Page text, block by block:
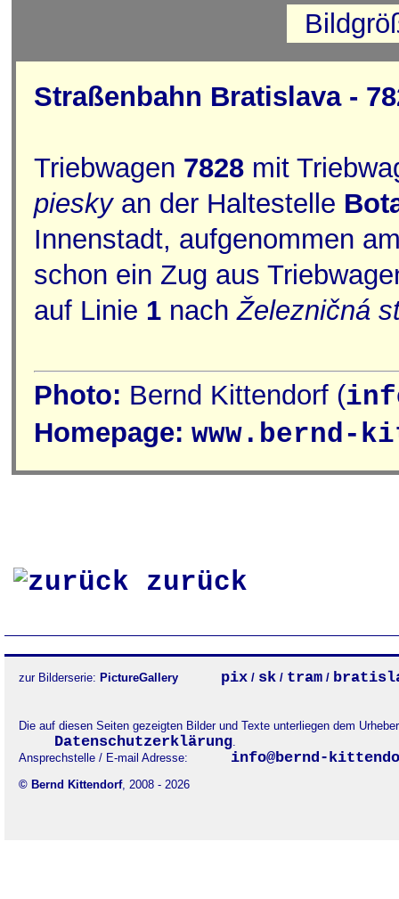
Straßenbahn Bratislava -
Triebwagen 7828 mit
pieskyan der Haltestelle
Innenstadt, aufgenommen
schon ein Zug aus
auf Linie 1 nachŽelezničná
Photo: Bernd Kittendorf (
Homepage: www.bernd-
zurück
zur Bilderserie: PictureGallery pix / sk / tram /
Die auf diesen Seiten gezeigten Bilder und Texte unterliegen dem
Datenschutzerklärung.
Ansprechstelle / E-mail Adresse:
info@bernd-
© Bernd Kittendorf, 2008 - 2026